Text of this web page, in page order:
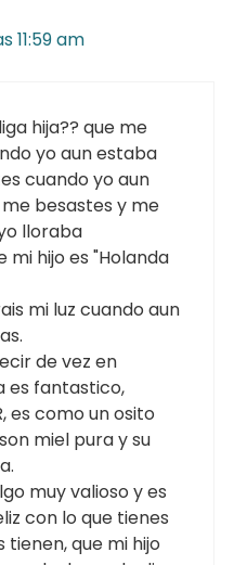
11:59 am
hija?? que me
yo aun estaba
cuando yo aun
besastes y me
lloraba
hijo es "Holanda
mi luz cuando aun
de vez en
es fantastico,
es como un osito
miel pura y su
muy valioso y es
con lo que tienes
que mi hijo